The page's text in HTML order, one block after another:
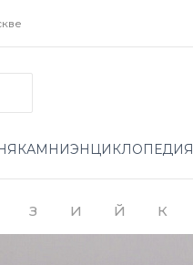
КАМНИЭНЦИКЛОПЕДИЯ
З И Й К